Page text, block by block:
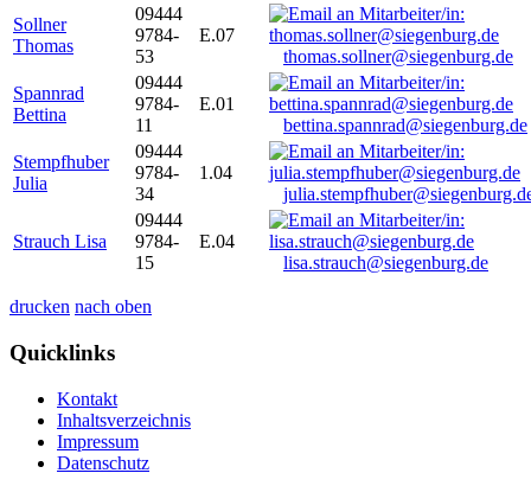
Sollner
Thomas
09444
9784-
53
E.07
thomas.sollner@siegenburg.de
Spannrad
Bettina
09444
9784-
11
E.01
bettina.spannrad@siegenburg.de
Stempfhuber
Julia
09444
9784-
34
1.04
Strauch Lisa
09444
9784-
15
E.04
lisa.strauch@siegenburg.de
drucken nach oben
Quicklinks
Kontakt
Inhaltsverzeichnis
Impressum
Datenschutz